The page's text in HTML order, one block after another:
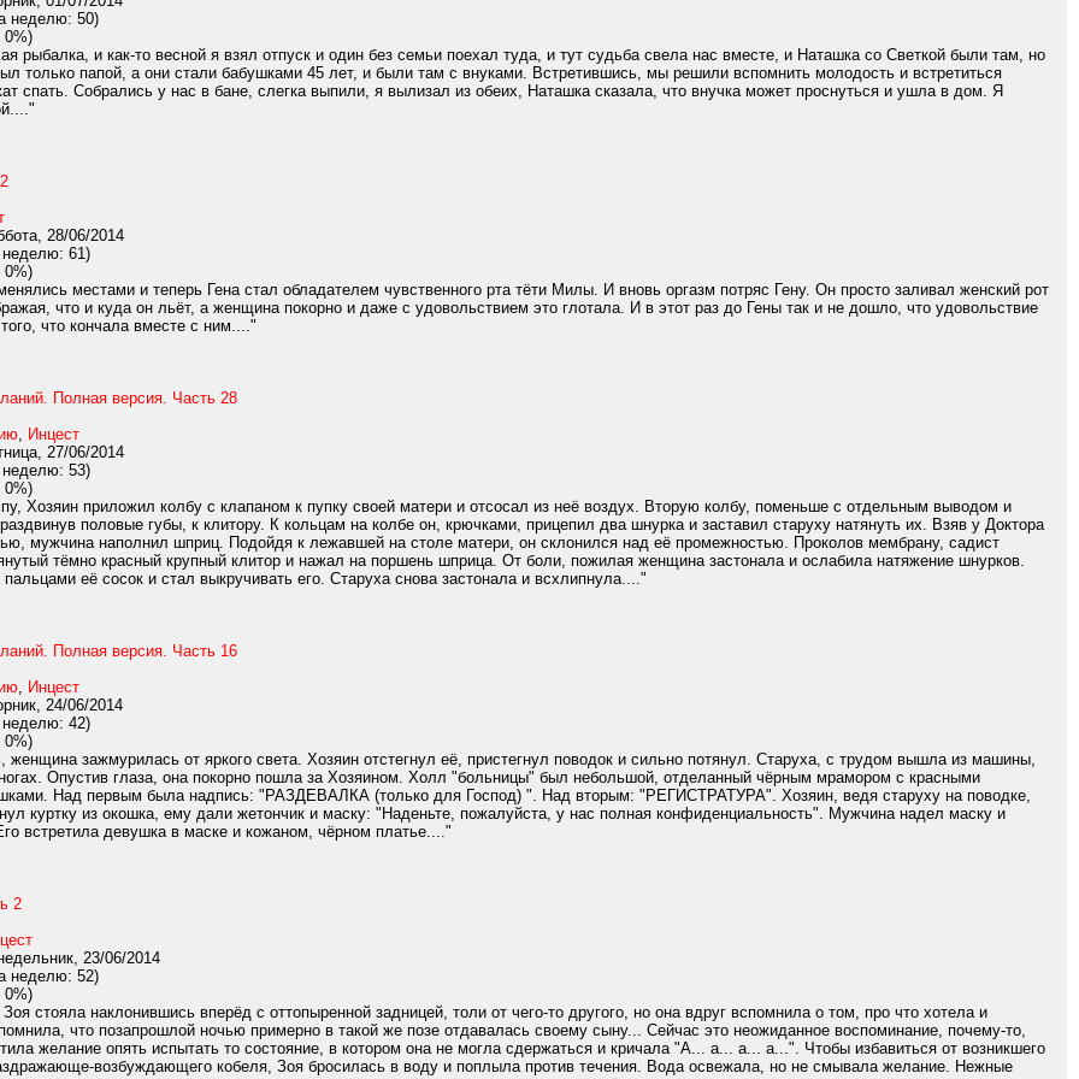
неделю: 50)
рыбалка, и как-то весной я взял отпуск и один без семьи поехал туда, и тут судьба свела нас вместе, и Наташка со Светкой были там, но
только папой, а они стали бабушками 45 лет, и были там с внуками. Встретившись, мы решили вспомнить молодость и встретиться
спать. Собрались у нас в бане, слегка выпили, я вылизал из обеих, Наташка сказала, что внучка может проснуться и ушла в дом. Я
28/06/2014
61)
местами и теперь Гена стал обладателем чувственного рта тёти Милы. И вновь оргазм потряс Гену. Он просто заливал женский рот
что и куда он льёт, а женщина покорно и даже с удовольствием это глотала. И в этот раз до Гены так и не дошло, что удовольствие
что кончала вместе с ним...."
Полная версия. Часть 28
, Инцест
27/06/2014
53)
Хозяин приложил колбу с клапаном к пупку своей матери и отсосал из неё воздух. Вторую колбу, поменьше с отдельным выводом и
половые губы, к клитору. К кольцам на колбе он, крючками, прицепил два шнурка и заставил старуху натянуть их. Взяв у Доктора
мужчина наполнил шприц. Подойдя к лежавшей на столе матери, он склонился над её промежностью. Проколов мембрану, садист
тёмно красный крупный клитор и нажал на поршень шприца. От боли, пожилая женщина застонала и ослабила натяжение шнурков.
её сосок и стал выкручивать его. Старуха снова застонала и всхлипнула...."
Полная версия. Часть 16
, Инцест
24/06/2014
42)
зажмурилась от яркого света. Хозяин отстегнул её, пристегнул поводок и сильно потянул. Старуха, с трудом вышла из машины,
Опустив глаза, она покорно пошла за Хозяином. Холл "больницы" был небольшой, отделанный чёрным мрамором с красными
Над первым была надпись: "РАЗДЕВАЛКА (только для Господ) ". Над вторым: "РЕГИСТРАТУРА". Хозяин, ведя старуху на поводке,
куртку из окошка, ему дали жетончик и маску: "Наденьте, пожалуйста, у нас полная конфиденциальность". Мужчина надел маску и
встретила девушка в маске и кожаном, чёрном платье...."
2
23/06/2014
неделю: 52)
стояла наклонившись вперёд с оттопыренной задницей, толи от чего-то другого, но она вдруг вспомнила о том, про что хотела и
что позапрошлой ночью примерно в такой же позе отдавалась своему сыну... Сейчас это неожиданное воспоминание, почему-то,
желание опять испытать то состояние, в котором она не могла сдержаться и кричала "А... а... а... а...". Чтобы избавиться от возникшего
возбуждающего кобеля, Зоя бросилась в воду и поплыла против течения. Вода освежала, но не смывала желание. Нежные